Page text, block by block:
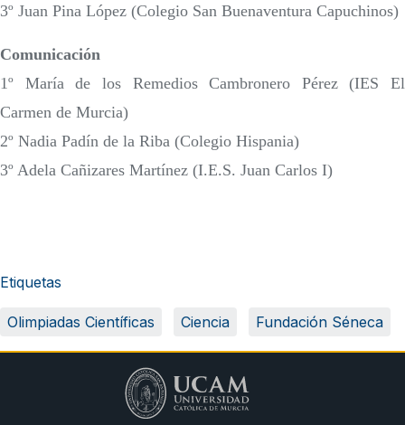
3º Juan Pina López (Colegio San Buenaventura Capuchinos)
Comunicación
1º María de los Remedios Cambronero Pérez (IES El
Carmen de Murcia)
2º Nadia Padín de la Riba (Colegio Hispania)
3º Adela Cañizares Martínez (I.E.S. Juan Carlos I)
Etiquetas
Olimpiadas Científicas Ciencia Fundación Séneca